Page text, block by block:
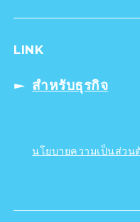
LINK
สำหรับธุรกิจ
นโยบายความเป็นส่วน